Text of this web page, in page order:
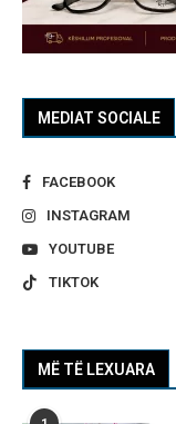
MEDIAT SOCIALE
FACEBOOK
INSTAGRAM
YOUTUBE
TIKTOK
MË TË LEXUARA